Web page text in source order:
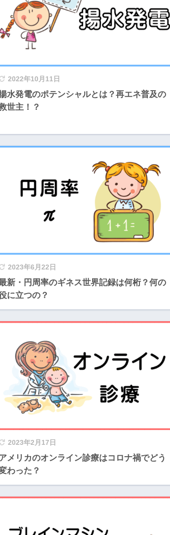
2022年10月11日
水発電のポテンシャルとは？再エネ普及の
世主！？
2023年6月22日
新・円周率のギネス世界記録は何桁？何の
に立つの？
2023年2月17日
メリカのオンライン診療はコロナ禍でどう
わった？